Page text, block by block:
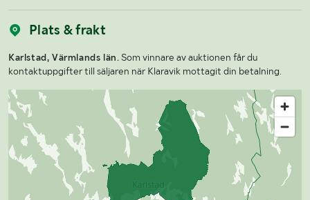
Plats & frakt
Karlstad, Värmlands län. Som vinnare av auktionen får du
kontaktuppgifter till säljaren när Klaravik mottagit din betalning.